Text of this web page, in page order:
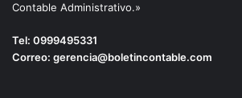
Contable Administrativo.»
Tel: 0999495331
Correo: gerencia@boletincontable.com